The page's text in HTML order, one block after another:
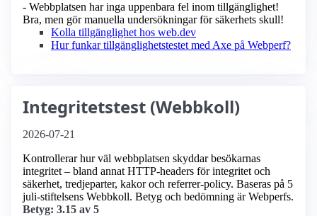
- Webbplatsen har inga uppenbara fel inom tillgänglighet!
Bra, men gör manuella undersökningar för säkerhets skull!
Kolla tillgänglighet hos web.dev
Hur funkar tillgänglighetstestet med Axe på Webperf?
Integritetstest (Webbkoll)
2026-07-21
Kontrollerar hur väl webbplatsen skyddar besökarnas
integritet – bland annat HTTP-headers för integritet och
säkerhet, tredjeparter, kakor och referrer-policy. Baseras på 5
juli-stiftelsens Webbkoll. Betyg och bedömning är Webperfs.
Betyg: 3.15 av 5